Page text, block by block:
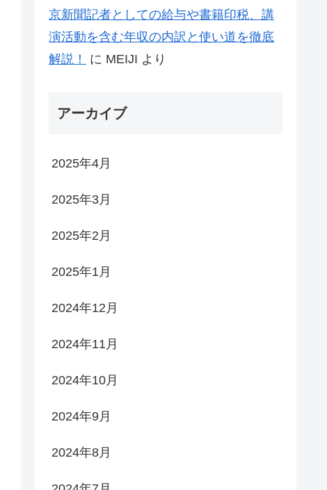
京新聞記者としての給与や書籍印税、講
演活動を含む年収の内訳と使い道を徹底
解説！
に MEIJI より
アーカイブ
2025年4月
2025年3月
2025年2月
2025年1月
2024年12月
2024年11月
2024年10月
2024年9月
2024年8月